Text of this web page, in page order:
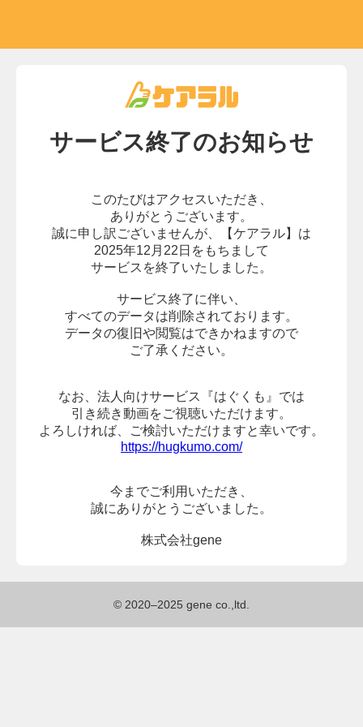
サービス終了のお知らせ
このたびはアクセスいただき、
ありがとうございます。
誠に申し訳ございませんが、
【ケアラル】は
2025年12月22日をもちまして
サービスを終了いたしました。
サービス終了に伴い、
すべてのデータは削除されております。
データの復旧や閲覧はできかねますので
ご了承ください。
なお、法人向けサービス『はぐくも』では
引き続き動画をご視聴いただけます。
よろしければ、
ご検討いただけますと幸いです。
https://hugkumo.com/
今までご利用いただき、
誠にありがとうございました。
株式会社gene
© 2020–2025 gene co.,ltd.